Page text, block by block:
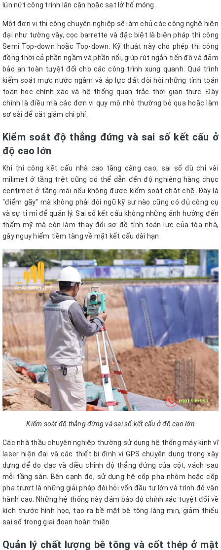
lún nứt công trình lân cận hoặc sạt lở hố móng.
Một đơn vị thi công chuyên nghiệp sẽ làm chủ các công nghệ hiện
đại như tường vây, cọc barrette và đặc biệt là biện pháp thi công
Semi Top-down hoặc Top-down. Kỹ thuật này cho phép thi công
đồng thời cả phần ngầm và phần nổi, giúp rút ngắn tiến độ và đảm
bảo an toàn tuyệt đối cho các công trình xung quanh. Quá trình
kiểm soát mực nước ngầm và áp lực đất đòi hỏi những tính toán
toán học chính xác và hệ thống quan trắc thời gian thực. Đây
chính là điều mà các đơn vị quy mô nhỏ thường bỏ qua hoặc làm
sơ sài để cắt giảm chi phí.
Kiểm soát độ thẳng đứng và sai số kết cấu ở
độ cao lớn
Khi thi công kết cấu nhà cao tầng càng cao, sai số dù chỉ vài
milimet ở tầng trệt cũng có thể dẫn đến độ nghiêng hàng chục
centimet ở tầng mái nếu không được kiểm soát chặt chẽ. Đây là
"điểm gãy" mà không phải đội ngũ kỹ sư nào cũng có đủ công cụ
và sự tỉ mỉ để quản lý. Sai số kết cấu không những ảnh hưởng đến
thẩm mỹ mà còn làm thay đổi sơ đồ tính toán lực của tòa nhà,
gây nguy hiểm tiềm tàng về mặt kết cấu dài hạn.
Kiểm soát độ thẳng đứng và sai số kết cấu ở độ cao lớn
Các nhà thầu chuyên nghiệp thường sử dụng hệ thống máy kinh vĩ
laser hiện đại và các thiết bị định vị GPS chuyên dụng trong xây
dựng để đo đạc và điều chỉnh độ thẳng đứng của cột, vách sau
mỗi tầng sàn. Bên cạnh đó, sử dụng hệ cốp pha nhôm hoặc cốp
pha trượt là những giải pháp đòi hỏi vốn đầu tư lớn và trình độ vận
hành cao. Những hệ thống này đảm bảo độ chính xác tuyệt đối về
kích thước hình học, tạo ra bề mặt bê tông láng mịn, giảm thiểu
sai số trong giai đoạn hoàn thiện.
Quản lý chất lượng bê tông và cốt thép ở mật